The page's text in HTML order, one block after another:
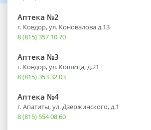
Аптека №2
г. Ковдор, ул. Коновалова д.13
8 (815) 357 10 70
Аптека №3
г. Ковдор, ул. Кошица, д.21
8 (815) 353 32 03
Аптека №4
г. Апатиты, ул. Дзержинского, д.1
8 (815) 554 08 60
Каталог Оптика
АкваСол Морская вода и
50мл